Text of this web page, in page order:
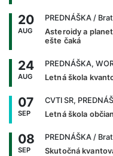
20
AUG
PREDNÁŠKA /
Asteroidy a
ešte čaká
24
AUG
PREDNÁŠKA,
Letná škola
07
SEP
CVTI SR,
Letná škola
08
SEP
PREDNÁŠKA /
Skutočná